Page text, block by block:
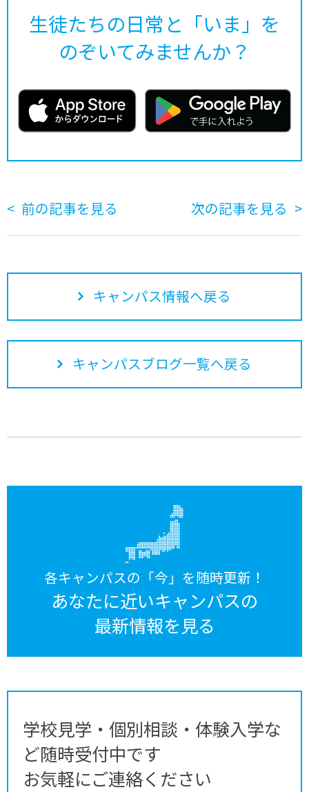
生徒たちの日常と「いま」を
のぞいてみませんか？
前の記事を見る 次の記事を見る
キャンパス情報へ戻る
キャンパスブログ一覧へ戻る
各キャンパスの「今」を随時更新！
あなたに近いキャンパスの
最新情報を見る
学校見学・個別相談・体験入学な
ど随時受付中です
お気軽にご連絡ください